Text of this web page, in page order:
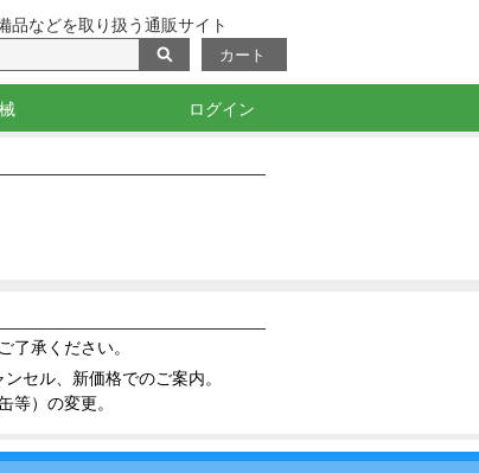
品などを取り扱う通販サイト
カート
ログイン
了承ください。
セル、新価格でのご案内。
等）の変更。